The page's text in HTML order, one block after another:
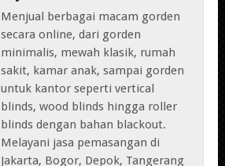
Menjual berbagai macam gorden
secara online, dari gorden
minimalis, mewah klasik, rumah
sakit, kamar anak, sampai gorden
untuk kantor seperti vertical
blinds, wood blinds hingga roller
blinds dengan bahan blackout.
Melayani jasa pemasangan di
Jakarta, Bogor, Depok, Tangerang